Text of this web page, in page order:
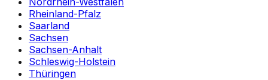
Rheinland-Pfalz
Saarland
Sachsen
Sachsen-Anhalt
Schleswig-Holstein
Thüringen